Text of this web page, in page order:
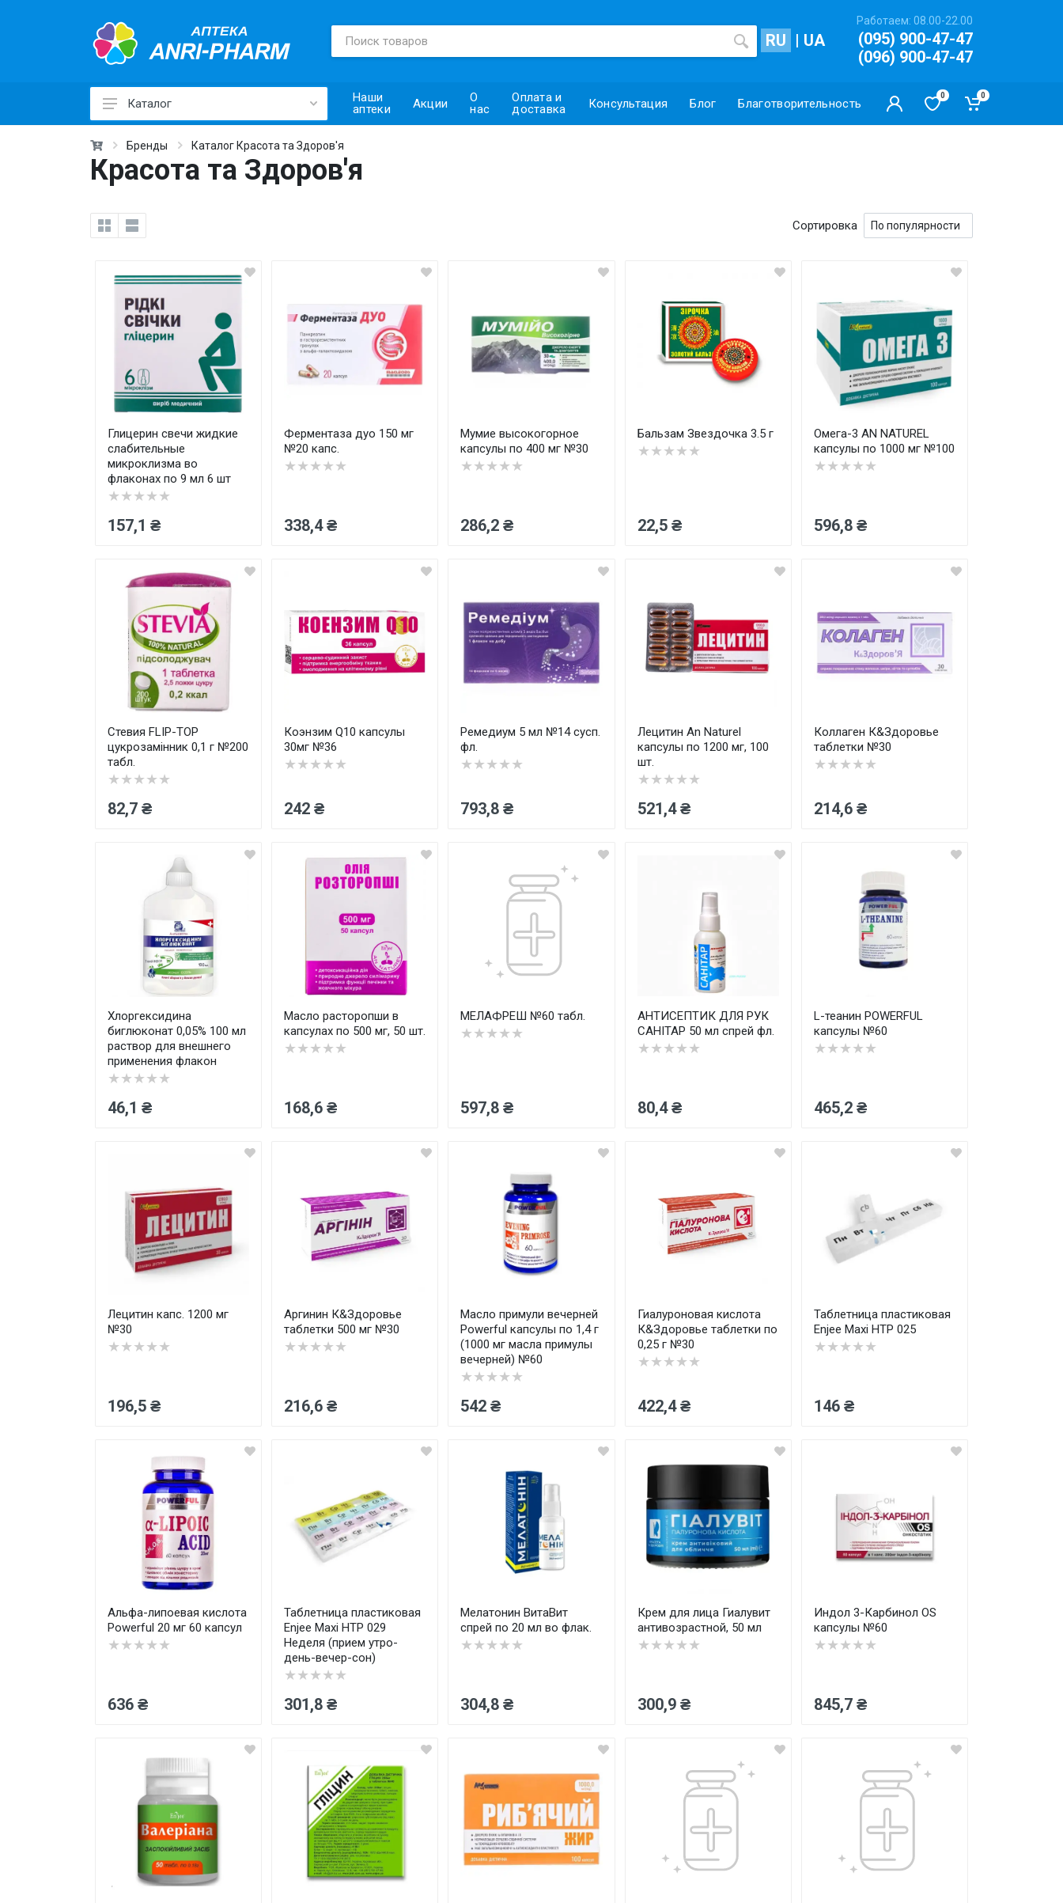
RU | UA
Работаем: 08.00-22.00
(095) 900-47-47
(096) 900-47-47
Каталог
Лекарственные средства ›
Товары для здоровья ›
Лечебная косметика ›
Витамины и добавки ›
Ежедневная гигиена ›
Для детей и мам ›
Товары для дома ›
Косметика CODERMA KIDS
Наши
аптеки
Акции
О
нас
Оплата и
доставка
Консультация Блог Благотворительность
0 0
Бренды Каталог Красота та Здоров'я
Красота та Здоров'я
Сортировка
Глицерин свечи жидкие
слабительные
микроклизма во
флаконах по 9 мл 6 шт
★★★★★
157,1 ₴
Ферментаза дуо 150 мг
№20 капс.
★★★★★
338,4 ₴
Мумие высокогорное
капсулы по 400 мг №30
★★★★★
286,2 ₴
Бальзам Звездочка 3.5 г
★★★★★
22,5 ₴
Омега-3 AN NATUREL
капсулы по 1000 мг №100
★★★★★
596,8 ₴
Стевия FLIP-TOP
цукрозамінник 0,1 г №200
табл.
★★★★★
82,7 ₴
Коэнзим Q10 капсулы
30мг №36
★★★★★
242 ₴
Ремедиум 5 мл №14 сусп.
фл.
★★★★★
793,8 ₴
Лецитин An Naturel
капсулы по 1200 мг, 100
шт.
★★★★★
521,4 ₴
Коллаген К&Здоровье
таблетки №30
★★★★★
214,6 ₴
Хлоргексидина
биглюконат 0,05% 100 мл
раствор для внешнего
применения флакон
★★★★★
46,1 ₴
Масло расторопши в
капсулах по 500 мг, 50 шт.
★★★★★
168,6 ₴
МЕЛАФРЕШ №60 табл.
★★★★★
597,8 ₴
АНТИСЕПТИК ДЛЯ РУК
САНІТАР 50 мл спрей фл.
★★★★★
80,4 ₴
L-теанин POWERFUL
капсулы №60
★★★★★
465,2 ₴
Лецитин капс. 1200 мг
№30
★★★★★
196,5 ₴
Аргинин К&Здоровье
таблетки 500 мг №30
★★★★★
216,6 ₴
Масло примули вечерней
Powerful капсулы по 1,4 г
(1000 мг масла примулы
вечерней) №60
★★★★★
542 ₴
Гиалуроновая кислота
К&Здоровье таблетки по
0,25 г №30
★★★★★
422,4 ₴
Таблетница пластиковая
Enjee Maxi НТР 025
★★★★★
146 ₴
Альфа-липоевая кислота
Powerful 20 мг 60 капсул
★★★★★
636 ₴
Таблетница пластиковая
Enjee Maxi HTP 029
Неделя (прием утро-
день-вечер-сон)
★★★★★
301,8 ₴
Мелатонин ВитаВит
спрей по 20 мл во флак.
★★★★★
304,8 ₴
Крем для лица Гиалувит
антивозрастной, 50 мл
★★★★★
300,9 ₴
Индол 3-Карбинол OS
капсулы №60
★★★★★
845,7 ₴